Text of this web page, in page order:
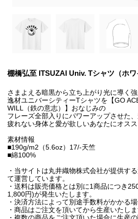
棚橋弘至 ITSUZAI Univ. Tシャツ（ホワ
さまよえる暗黒から立ち上がり光に導く強
逸材ユニバーシティーTシャツを【GO
WILL（鉄の意志）】おなじみの
フレーズ全部入りにパワーアップさせた
疲れない身体と愛が欲しいあなたにオスス
素材情報
■190g/m2（5.6oz）17/-天竺
■綿100%
・当サイトは丸井織物株式会社が提供す
て運営しています。
・送料は販売価格とは別に1商品につき
1,800円)が発生いたします。
・決済方法によって別途手数料がかかる場
・商品はご注文を頂いてから生産いたしま